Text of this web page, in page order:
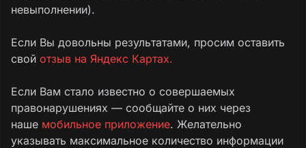
невыполнении).
Если Вы довольны результатами, просим оставить
свой отзыв на Яндекс Картах.
Если Вам стало известно о совершаемых
правонарушениях — сообщайте о них через
наше мобильное приложение. Желательно
указывать максимальное количество информации